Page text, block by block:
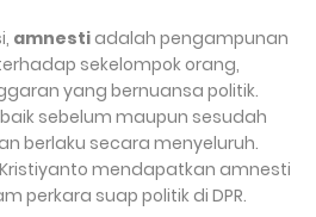
amnestiadalah pengampunan
sekelompok orang,
yang bernuansa politik.
sebelum maupun sesudah
berlaku secara menyeluruh.
mendapatkan amnesti
perkara suap politik di DPR.